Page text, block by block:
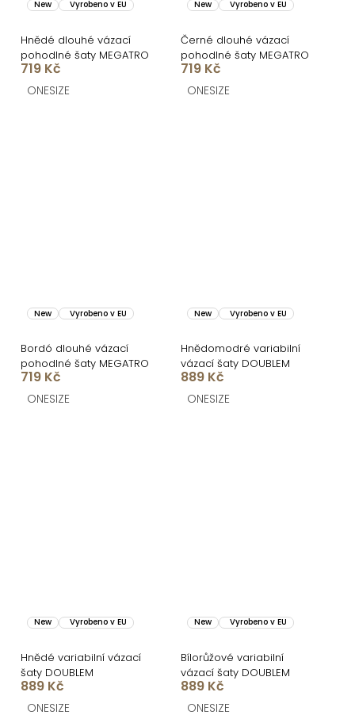
New Vyrobeno v EU
Hnědé dlouhé vázací
pohodlné šaty MEGATRO
719 Kč
ONESIZE
New Vyrobeno v EU
Černé dlouhé vázací
pohodlné šaty MEGATRO
719 Kč
ONESIZE
New Vyrobeno v EU
Bordó dlouhé vázací
pohodlné šaty MEGATRO
719 Kč
ONESIZE
New Vyrobeno v EU
Hnědomodré variabilní
vázací šaty DOUBLEM
889 Kč
ONESIZE
New Vyrobeno v EU
Hnědé variabilní vázací
šaty DOUBLEM
889 Kč
ONESIZE
New Vyrobeno v EU
Bílorůžové variabilní
vázací šaty DOUBLEM
889 Kč
ONESIZE